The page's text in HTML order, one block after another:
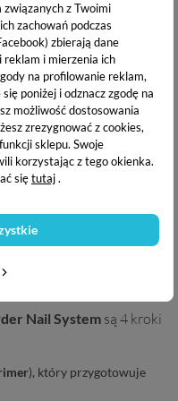
z Twoimi
zachowań podczas
zbierają dane
reklam i mierzenia ich
na profilowanie reklam,
poniżej i odznacz zgodę na
możliwość dostosowania
zrezygnować z cookies,
sklepu. Swoje
korzystając z tego okienka.
siętutaj.
wszystkim osobom
hybrydowy jest zbyt
alternatywa.
odprysków i
wymaga użycia lampy
w kilka sekund po
są:
Nail System są 4 kroki
), który przygotowuje